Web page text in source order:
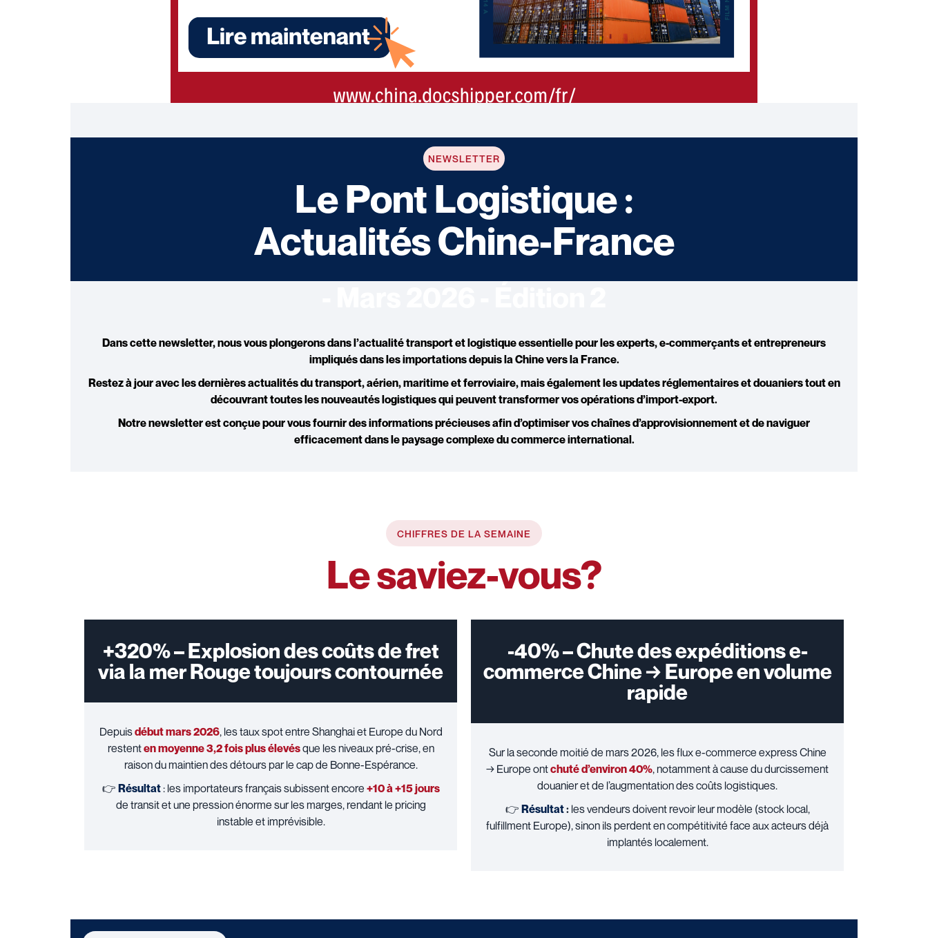
NEWSLETTER
Le Pont Logistique :
Actualités Chine-France
Dans cette newsletter, nous vous plongerons dans l’actualité transport et logistiqueessentielle pour les experts, e-commerçants et entrepreneurs
impliqués dans les importations depuis la Chine vers la France.
Restez à jour avec les dernièresactualités du transport, aérien,maritime et ferroviaire,mais égalementles updates réglementaires et douanierstout en
découvrant toutes lesnouveautés logistiquesqui peuvent transformer vos opérations d’import-export.
Notre newsletter est conçue pour vous fournir des informations précieuses afin d’optimiser vos chaînes d’approvisionnement et de naviguer
efficacement dans le paysage complexe ducommerce international.
CHIFFRES DE LA SEMAINE
Le saviez-vous?
+320% – Explosion des coûts de fret
via la mer Rouge toujours contournée
Depuisdébut mars 2026, les taux spot entre Shanghai et Europe du Nord
restenten moyenne 3,2 fois plus élevésque les niveaux pré-crise, en
raison du maintien des détours par le cap de Bonne-Espérance.
👉 Résultat: les importateurs français subissent encore +10 à +15 jours
de transit et une pression énorme sur les marges, rendant le pricing
instable et imprévisible.
-40% – Chute des expéditions e-
commerce Chine → Europe en volume
rapide
Sur la seconde moitié de mars 2026, les flux e-commerce express Chine
→ Europe ontchuté d’environ 40%, notamment à cause du durcissement
douanier et de l’augmentation des coûts logistiques.
👉 Résultat: les vendeurs doivent revoir leur modèle (stock local,
fulfillment Europe), sinon ils perdent en compétitivité face aux acteurs déjà
implantés localement.